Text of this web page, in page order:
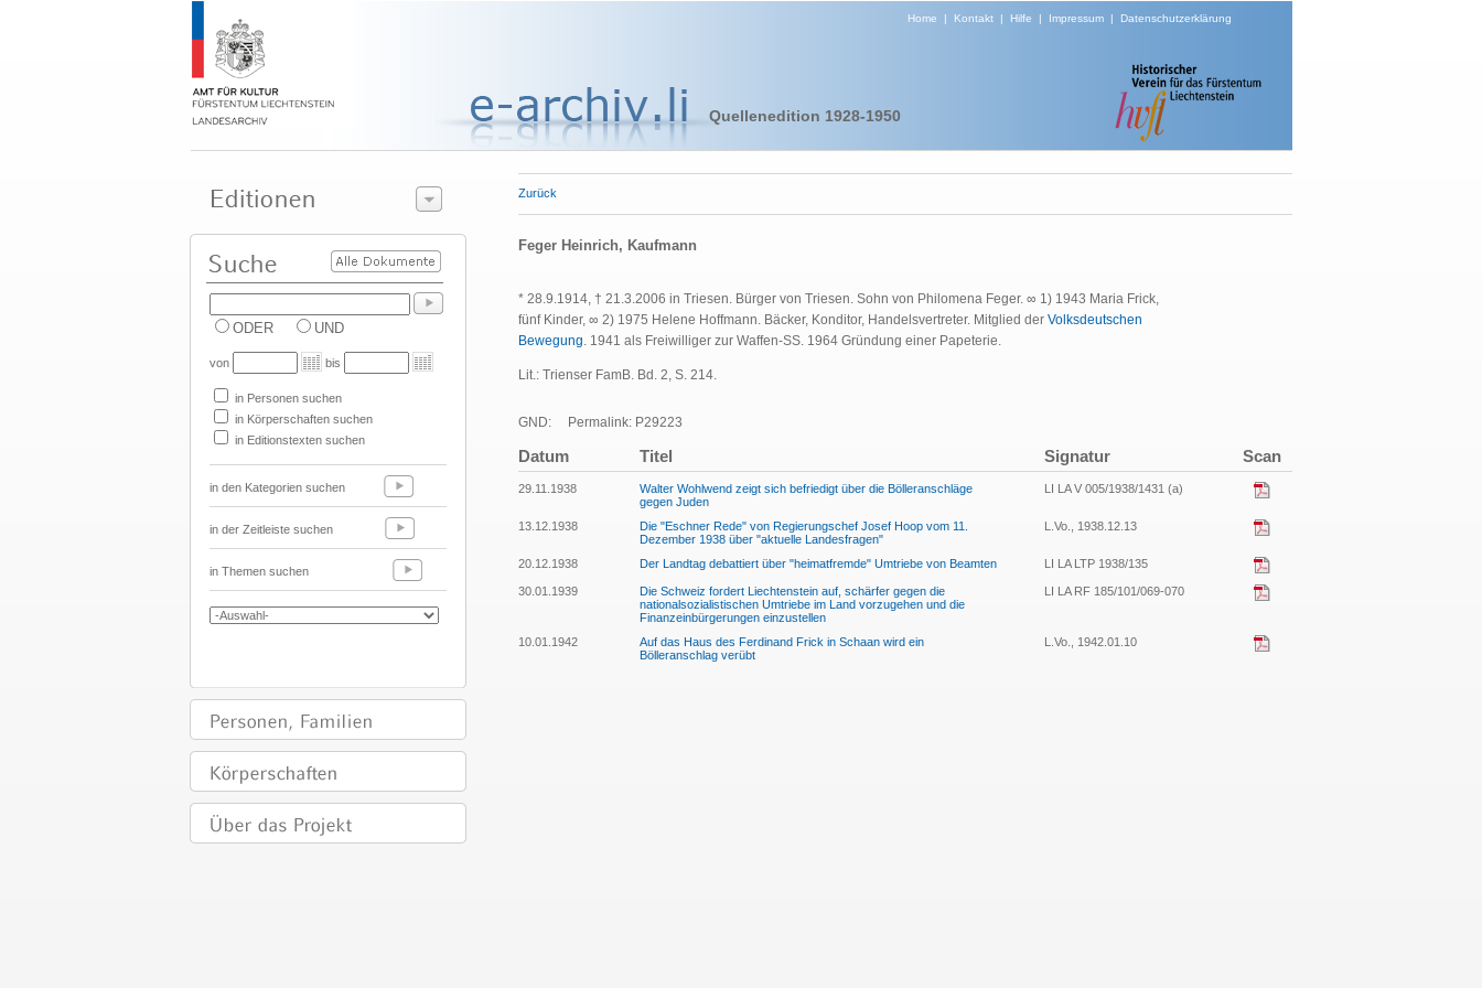
Home | Kontakt| Hilfe | Impressum| Datenschutzerklärung
Quellenedition 1928-1950
ODER UND
von bis
in Personen suchen
in Körperschaften suchen
in Editionstexten suchen
in den Kategorien suchen
in der Zeitleiste suchen
in Themen suchen
Zurück
Feger Heinrich, Kaufmann
* 28.9.1914, † 21.3.2006 in Triesen. Bürger von Triesen. Sohn von Philomena Feger. ∞ 1) 1943 Maria Frick,
fünf Kinder, ∞ 2) 1975 Helene Hoffmann. Bäcker, Konditor, Handelsvertreter. Mitglied der Volksdeutschen
Bewegung. 1941 als Freiwilliger zur Waffen-SS. 1964 Gründung einer Papeterie.
Lit.: Trienser FamB. Bd. 2, S. 214.
GND: Permalink: P29223
Datum Titel Signatur Scan
29.11.1938
Walter Wohlwend zeigt sich befriedigt über die Bölleranschläge
gegen Juden
LI LA V 005/1938/1431 (a)
13.12.1938
Die "Eschner Rede" von Regierungschef Josef Hoop vom 11.
Dezember 1938 über "aktuelle Landesfragen"
L.Vo., 1938.12.13
20.12.1938 Der Landtag debattiert über "heimatfremde" Umtriebe von Beamten LI LA LTP 1938/135
30.01.1939
Die Schweiz fordert Liechtenstein auf, schärfer gegen die
nationalsozialistischen Umtriebe im Land vorzugehen und die
Finanzeinbürgerungen einzustellen
LI LA RF 185/101/069-070
10.01.1942
Auf das Haus des Ferdinand Frick in Schaan wird ein
Bölleranschlag verübt
L.Vo., 1942.01.10